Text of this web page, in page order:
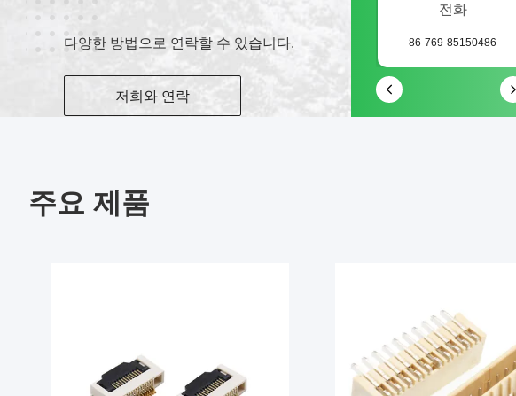
다양한 방법으로 연락할 수 있습니다.
저희와 연락
위챗
13711847246
전화
86-769-85150486
주요 제품